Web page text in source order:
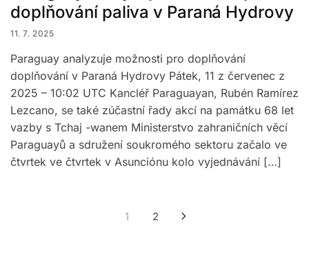
doplňování paliva v Paraná Hydrovy
11. 7. 2025
Paraguay analyzuje možnosti pro doplňování
doplňování v Paraná Hydrovy Pátek, 11 z červenec z
2025 – 10:02 UTC Kancléř Paraguayan, Rubén Ramírez
Lezcano, se také zúčastní řady akcí na památku 68 let
vazby s Tchaj -wanem Ministerstvo zahraničních věcí
Paraguayů a sdružení soukromého sektoru začalo ve
čtvrtek ve čtvrtek v Asunciónu kolo vyjednávání […]
1 2